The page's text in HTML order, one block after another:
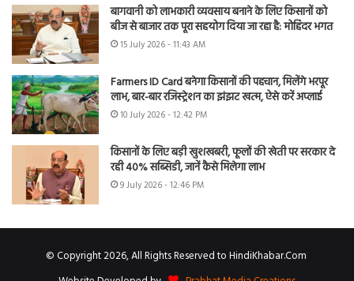
बागवानी को लाभकारी व्यवसाय बनाने के लिए किसानों को
बीज से बाजार तक पूरा सहयोग दिया जा रहा है: मोहिंदर भगत
15 July 2026 - 11:43 AM
Farmers ID Card बनेगा किसानों की पहचान, मिलेंगे भरपूर
लाभ, बार-बार रजिस्ट्रेशन का झंझट खत्म, ऐसे करें अप्लाई
10 July 2026 - 12:42 PM
किसानों के लिए बड़ी खुशखबरी, फूलों की खेती पर सरकार दे
रही 40% सब्सिडी, जानें कैसे मिलेगा लाभ
9 July 2026 - 12:46 PM
© Copyright 2026, All Rights Reserved to HindiKhabar.Com